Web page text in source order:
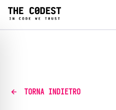
TORNA INDIETRO